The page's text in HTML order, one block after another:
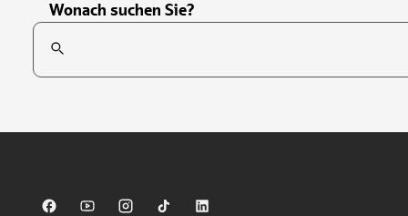
Wonach suchen Sie?
Suchfeld